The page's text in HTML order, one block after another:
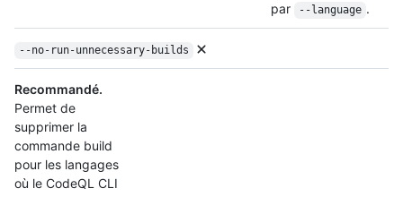
par
--language .
--no-run-unnecessary-builds
Recommandé.
Permet de
supprimer la
commande build
pour les langages
où le CodeQL CLI